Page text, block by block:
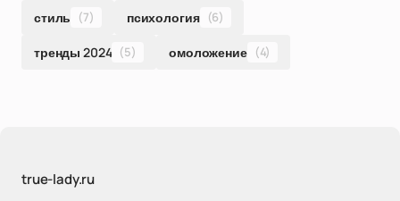
стиль (7) психология (6)
тренды 2024 (5) омоложение (4)
true-lady.ru